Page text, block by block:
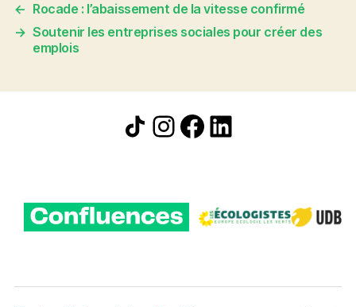
← Rocade : l’abaissement de la vitesse confirmé
→ Soutenir les entreprises sociales pour créer des
emplois
Icône de partage
Instagram
Facebook
LinkedIn